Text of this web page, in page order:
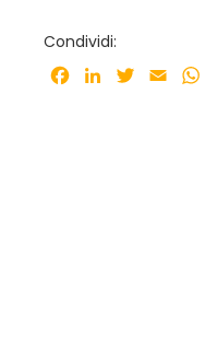
Condividi:
Facebook
LinkedInTwitter
Email